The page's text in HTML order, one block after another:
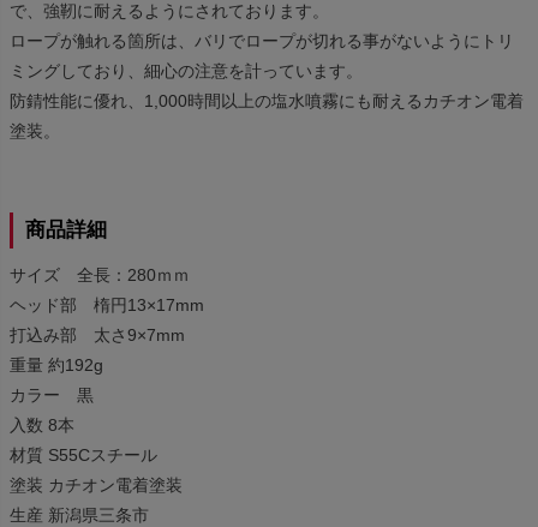
で、強靭に耐えるようにされております。
ロープが触れる箇所は、バリでロープが切れる事がないようにトリ
ミングしており、細心の注意を計っています。
防錆性能に優れ、1,000時間以上の塩水噴霧にも耐えるカチオン電着
塗装。
商品詳細
サイズ 全長：280ｍｍ
ヘッド部 楕円13×17mm
打込み部 太さ9×7mm
重量 約192g
カラー 黒
入数 8本
材質 S55Cスチール
塗装 カチオン電着塗装
生産 新潟県三条市